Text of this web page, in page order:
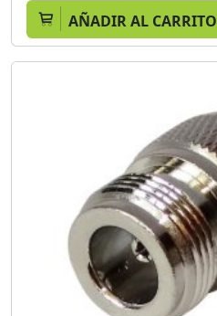
AÑADIR AL CARRITO